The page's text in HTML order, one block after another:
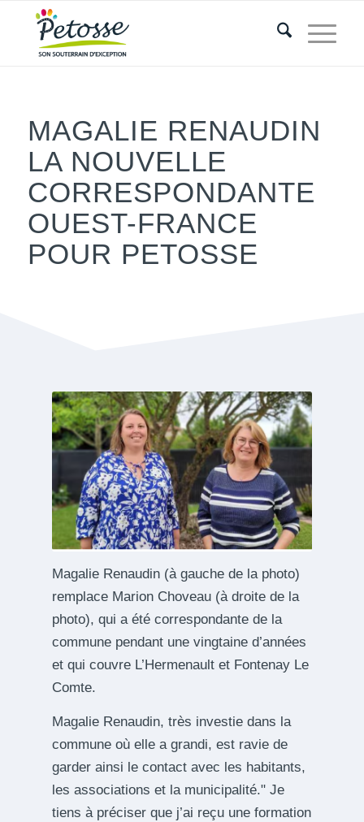
MAGALIE RENAUDIN
LA NOUVELLE
CORRESPONDANTE
OUEST-FRANCE
POUR PETOSSE
Magalie Renaudin (à gauche de la photo)
remplace Marion Choveau (à droite de la
photo), qui a été correspondante de la
commune pendant une vingtaine d’années
et qui couvre L’Hermenault et Fontenay Le
Comte.
Magalie Renaudin, très investie dans la
commune où elle a grandi, est ravie de
garder ainsi le contact avec les habitants,
les associations et la municipalité. Je
tiens à préciser que j’ai reçu une formation